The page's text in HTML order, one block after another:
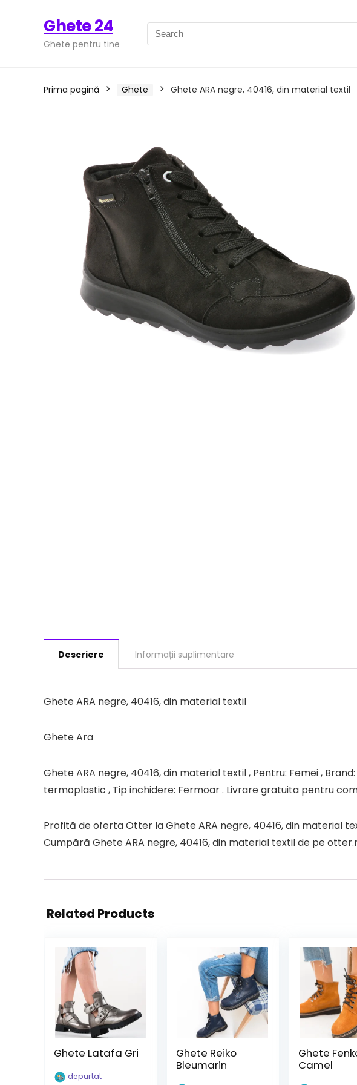
Ghete 24
Ghete pentru tine
Prima pagină Ghete Ghete ARA negre, 40416, din material textil
Descriere Informații suplimentare
Ghete ARA negre, 40416, din material textil
Ghete Ara
Ghete ARA negre, 40416, din material textil , Pentru: Femei ,
termoplastic , Tip inchidere: Fermoar . Livrare gratuita pentru
Profită de oferta Otter la Ghete ARA negre, 40416, din material
Cumpără Ghete ARA negre, 40416, din material textil de pe
Related Products
Ghete Latafa Gri
depurtat
Ghete Reiko
Bleumarin
Ghete
Camel